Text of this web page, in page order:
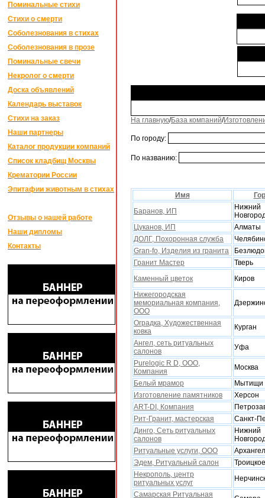
Поминальные стихи
Стихи о смерти
Соболезнования в стихах
Соболезнования в прозе
Поминальные свечи
Некролог о смерти
Доска объявлений
Календарь выставок
Стихи на заказ
Наши партнеры
Каталог продукции компаний
Список кладбищ Москвы
Крематории России
Эпитафии животным в стихах
Отзывы о нашей работе
Наши дипломы
Контакты
На главную/База компаний/
По городу:
По названию:
Имя
Баранов, ИП
Нижний
Цуканов, ИП
Алматы
ДОЛГ, Похоронная служба
Gran-fo, Изделия из гранита
Гранит Мастер
Тверь
Каменный цветок
Киров
Нижегородская
мемориальная компания,
ООО
Оградка, Xудожественная
ковка
Курган
Ангел, сеть ритуальных
салонов
Уфа
Purelogic R D, ООО,
Компания
Москва
Белый мрамор
Мытищи
Изготовление памятников
Xерсон
ART-DI, Компания
Рит-Гранит, мастерская
Санкт-
Динго, Сеть ритуальных
салонов
Нижний
Ритуальные услуги, ООО
Эдем, Ритуальный салон
Троицкое
Некрополь, центр
ритуальных услуг
Самарская Ритуальная